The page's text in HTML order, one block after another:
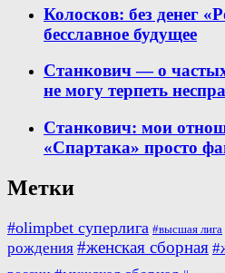
Колосков: без денег
бесславное будущее
Станкович — о
не могу терпеть
Станкович: мои
«Спартака» просто
Метки
#olimpbet суперлига #высшая лига
рождения #женская сборная